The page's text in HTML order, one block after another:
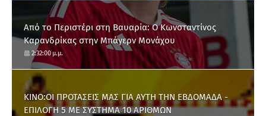
Από το Περιστέρι στη Βαυαρία: O Κωνσταντίνος
Καρανδρίκας στην Μπάγερν Μονάχου
2:32:00 μ.μ.
ΚΙΝΟ:ΟΙ ΠΡΟΤΑΣΕΙΣ ΜΑΣ ΓΙΑ ΑΥΤΗ ΤΗΝ ΕΒΔΟΜΑΔΑ -
ΕΠΙΛΟΓΗ 5 ΜΕ ΣΥΣΤΗΜΑ 10 ΑΡΙΘΜΩΝ